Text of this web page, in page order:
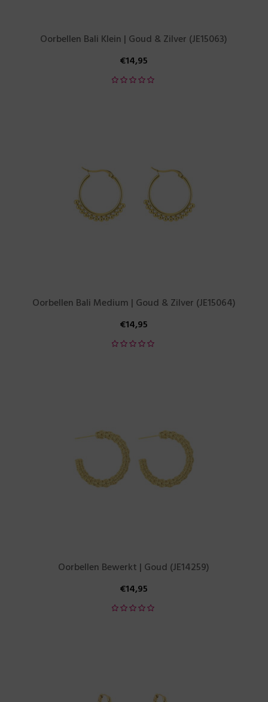
Oorbellen Bali Klein | Goud & Zilver (JE15063)
€14,95
Oorbellen Bali Medium | Goud & Zilver (JE15064)
€14,95
Oorbellen Bewerkt | Goud (JE14259)
€14,95